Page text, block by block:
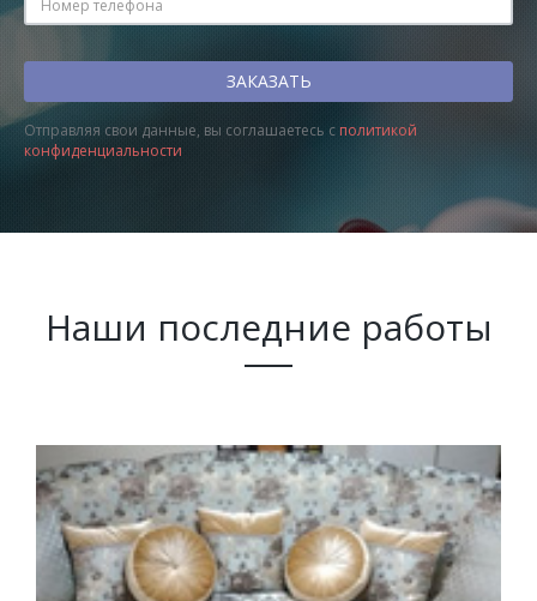
Отправляя свои данные, вы соглашаетесь с политикой
конфиденциальности
Наши последние работы